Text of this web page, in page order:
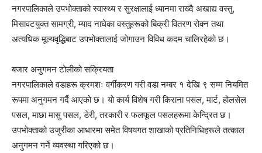
नगरपालिकाले उपभोक्ताको स्वास्थ्य र सुरक्षालाई ध्यानमा राख्दै अखाद्य वस्तु,
मिसावटयुक्त सामग्री, म्याद नाघेका वस्तुहरूको बिक्री वितरण रोक्न तथा
अत्यधिक मूल्यवृद्धिबाट उपभोक्तालाई जोगाउन विविध कदम चालिरहेको छ।
बजार अनुगमन टोलीको सक्रियता
नगरपालिकाले वडाहरू क्रमशः वर्गीकरण गरी वडा नम्बर १ देखि ९ सम्म नियमित
रूपमा अनुगमन गर्दै आएको छ। यो कार्य विशेष गरी किराना पसल, मार्ट, होलसेल
पसल, माछा मासु पसल, डेरी, तरकारी र फलफूल पसलहरूमा केन्द्रित छ।
उपभोक्ताको उजुरीका आधारमा समेत विषयगत शाखाको प्रतिनिधिहरूले तत्काल
अनुगमन गर्ने व्यवस्था गरिएको छ।